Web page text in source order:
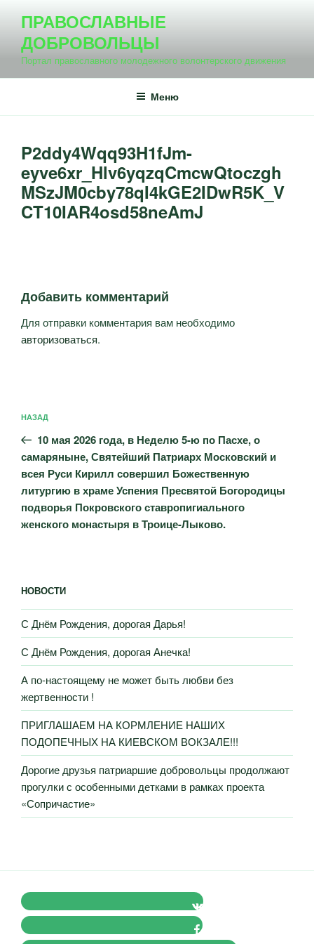
содержимому
ПРАВОСЛАВНЫЕ
ДОБРОВОЛЬЦЫ
Портал православного молодежного волонтерского движения
Меню
P2ddy4Wqq93H1fJm-
eyve6xr_Hlv6yqzqCmcwQtoczgh
MSzJM0cby78qI4kGE2IDwR5K_V
CT10IAR4osd58neAmJ
Добавить комментарий
Для отправки комментария вам необходимо
авторизоваться.
по
записям
Предыдущая
запись:
НАЗАД
10 мая 2026 года, в Неделю 5-ю по Пасхе, о
самаряныне, Святейший Патриарх Московский и
всея Руси Кирилл совершил Божественную
литургию в храме Успения Пресвятой Богородицы
подворья Покровского ставропигиального
женского монастыря в Троице-Лыково.
НОВОСТИ
С Днём Рождения, дорогая Дарья!
С Днём Рождения, дорогая Анечка!
А по-настоящему не может быть любви без
жертвенности !
ПРИГЛАШАЕМ НА КОРМЛЕНИЕ НАШИХ
ПОДОПЕЧНЫХ НА КИЕВСКОМ ВОКЗАЛЕ!!!
Дорогие друзья патриаршие добровольцы продолжают
прогулки с особенными детками в рамках проекта
«Сопричастие»
VK Православные Добровольцы
FB Православные Добровольцы